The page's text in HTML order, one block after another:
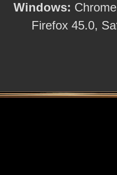
Windows:
Firefox 45.0,